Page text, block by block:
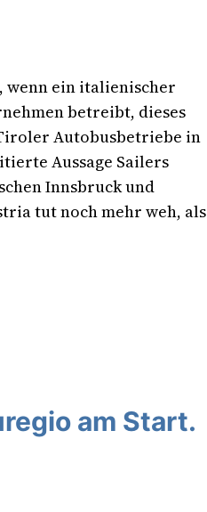
wenn ein italienischer
betreibt, dieses
Autobusbetriebe in
Aussage Sailers
Innsbruck und
tut noch mehr weh, als
am Start.